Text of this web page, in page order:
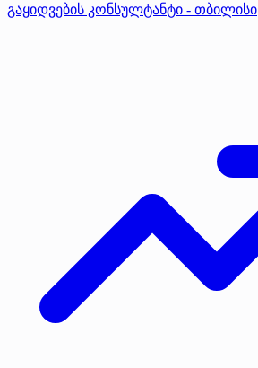
გაყიდვების კონსულტანტი - თბილისი